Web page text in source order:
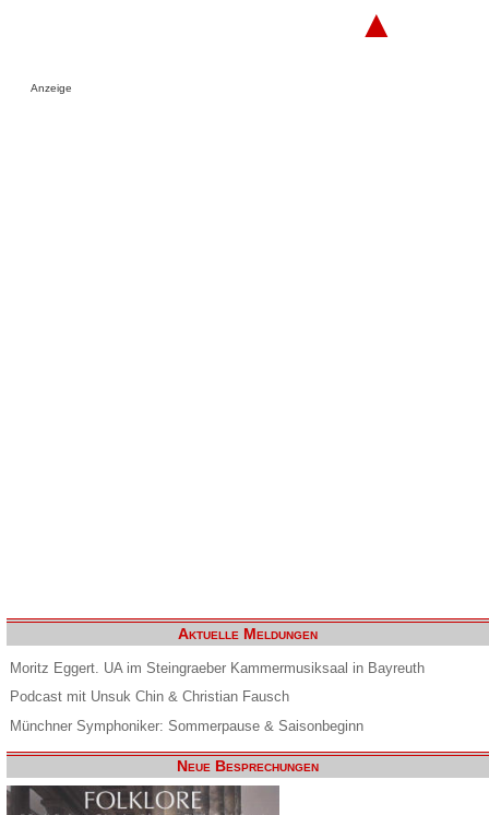
▲
Anzeige
Aktuelle Meldungen
Moritz Eggert. UA im Steingraeber Kammermusiksaal in Bayreuth
Podcast mit Unsuk Chin & Christian Fausch
Münchner Symphoniker: Sommerpause & Saisonbeginn
Neue Besprechungen